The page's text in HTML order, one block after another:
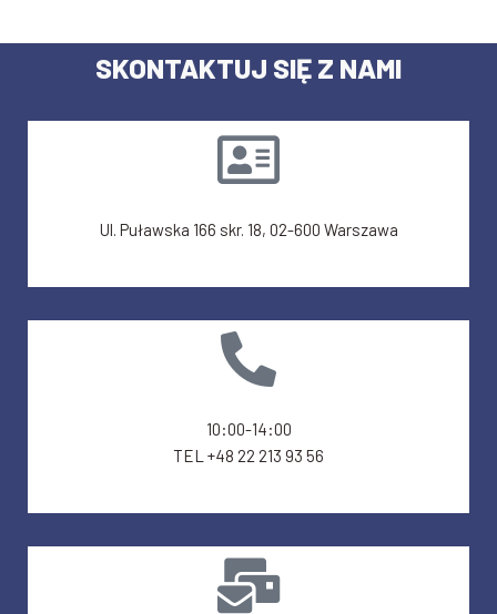
SKONTAKTUJ SIĘ Z NAMI
Ul. Puławska 166 skr. 18, 02-600 Warszawa
10:00-14:00
TEL +48 22 213 93 56